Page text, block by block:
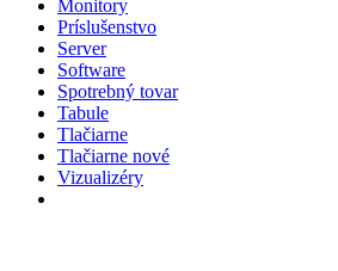
Monitory
Príslušenstvo
Server
Software
Spotrebný tovar
Tabule
Tlačiarne
Tlačiarne nové
Vizualizéry